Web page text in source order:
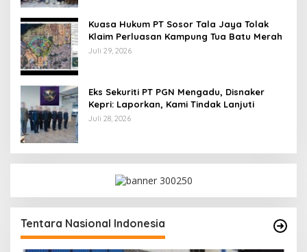
Kuasa Hukum PT Sosor Tala Jaya Tolak
Klaim Perluasan Kampung Tua Batu Merah
Juli 29, 2026
Eks Sekuriti PT PGN Mengadu, Disnaker
Kepri: Laporkan, Kami Tindak Lanjuti
Juli 28, 2026
Tentara Nasional Indonesia